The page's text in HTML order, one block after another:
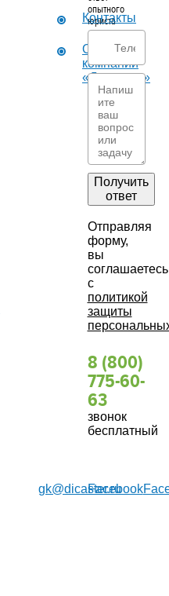
Контакты
О
компании
«Дикастер»
опытного
юриста
Получить
ответ
Отправляя
форму,
вы
соглашаетесь
с
политикой
защиты
8 (800)
775-60-
63
звонок
бесплатный
gk@dicaster.ru
Facebook